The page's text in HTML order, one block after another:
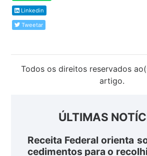
Linkedin
Tweetar
Todos os direitos reservados
artigo.
ÚLTIMAS
Receita Federal orienta
cedimentos para o